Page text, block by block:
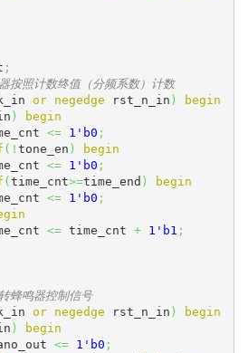
;
按照计数终值（分频系数）计数
or negedge rst_n_in )
begin
)
begin
<= 1'b0 ;
( ! tone_en )
begin
<= 1'b0 ;
( time_cnt>=time_end )
begin
<= 1'b0 ;
<= time_cnt + 1'b1 ;
蜂鸣器控制信号
or negedge rst_n_in )
begin
)
begin
<= 1'b0 ;